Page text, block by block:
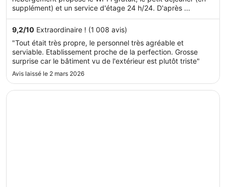
supplément) et un service d'étage 24 h/24. D'après ...
9,2/10 Extraordinaire ! (1 008 avis)
"Tout était très propre, le personnel très agréable et
serviable. Etablissement proche de la perfection. Grosse
surprise car le bâtiment vu de l'extérieur est plutôt triste"
Avis laissé le 2 mars 2026
S’ouvre dans une nouvelle fenêtre
Danubius Hotel Arena